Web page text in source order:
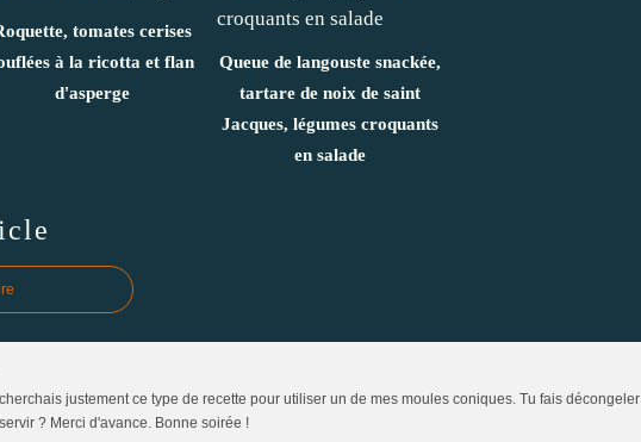
tomates cerises
à la ricotta et flan
d'asperge
Queue de langouste snackée,
tartare de noix de saint
Jacques, légumes croquants
en salade
justement ce type de recette pour utiliser un de mes moules coniques. Tu fais décongeler
? Merci d'avance. Bonne soirée !